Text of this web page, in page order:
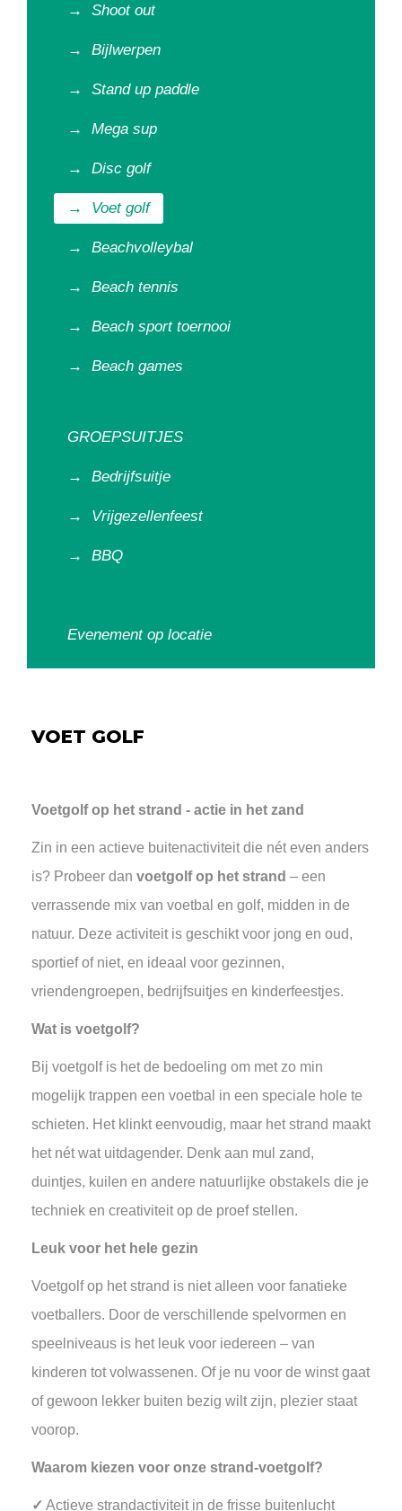
→ Shoot out
→ Bijlwerpen
→ Stand up paddle
→ Mega sup
→ Disc golf
→ Voet golf
→ Beachvolleybal
→ Beach tennis
→ Beach sport toernooi
→ Beach games
GROEPSUITJES
→ Bedrijfsuitje
→ Vrijgezellenfeest
→ BBQ
Evenement op locatie
VOET GOLF
Voetgolf op het strand - actie in het zand
Zin in een actieve buitenactiviteit die nét even anders
is? Probeer dan voetgolf op het strand – een
verrassende mix van voetbal en golf, midden in de
natuur. Deze activiteit is geschikt voor jong en oud,
sportief of niet, en ideaal voor gezinnen,
vriendengroepen, bedrijfsuitjes en kinderfeestjes.
Wat is voetgolf?
Bij voetgolf is het de bedoeling om met zo min
mogelijk trappen een voetbal in een speciale hole te
schieten. Het klinkt eenvoudig, maar het strand maakt
het nét wat uitdagender. Denk aan mul zand,
duintjes, kuilen en andere natuurlijke obstakels die je
techniek en creativiteit op de proef stellen.
Leuk voor het hele gezin
Voetgolf op het strand is niet alleen voor fanatieke
voetballers. Door de verschillende spelvormen en
speelniveaus is het leuk voor iedereen – van
kinderen tot volwassenen. Of je nu voor de winst gaat
of gewoon lekker buiten bezig wilt zijn, plezier staat
voorop.
Waarom kiezen voor onze strand-voetgolf?
✓ Actieve strandactiviteit in de frisse buitenlucht